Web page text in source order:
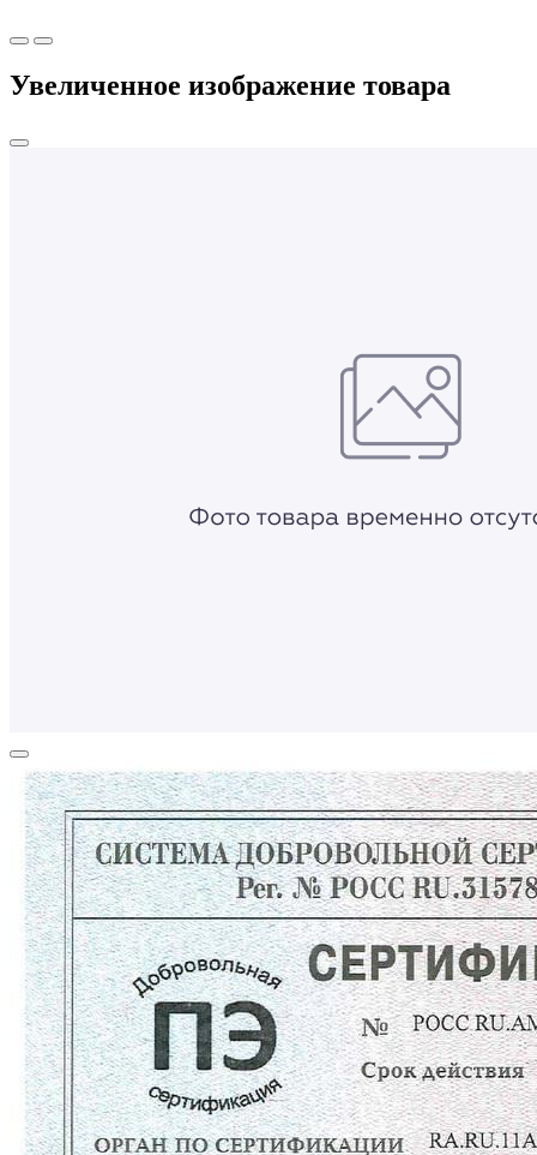
Увеличенное изображение товара